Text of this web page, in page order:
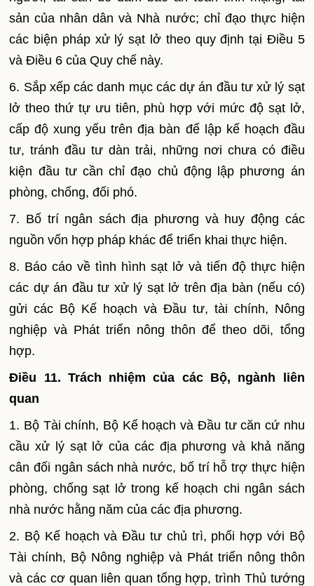
sản của nhân dân và Nhà nước; chỉ đạo thực hiện
các biện pháp xử lý sạt lở theo quy định tại Điều 5
và Điều 6 của Quy chế này.
6. Sắp xếp các danh mục các dự án đầu tư xử lý sạt
lở theo thứ tự ưu tiên, phù hợp với mức độ sạt lở,
cấp độ xung yếu trên địa bàn để lập kế hoạch đầu
tư, tránh đầu tư dàn trải, những nơi chưa có điều
kiện đầu tư cần chỉ đạo chủ động lập phương án
phòng, chống, đối phó.
7. Bố trí ngân sách địa phương và huy động các
nguồn vốn hợp pháp khác để triển khai thực hiện.
8. Báo cáo về tình hình sạt lở và tiến độ thực hiện
các dự án đầu tư xử lý sạt lở trên địa bàn (nếu có)
gửi các Bộ Kế hoạch và Đầu tư, tài chính, Nông
nghiệp và Phát triển nông thôn để theo dõi, tổng
hợp.
Điều 11. Trách nhiệm của các Bộ, ngành liên
quan
1. Bộ Tài chính, Bộ Kế hoạch và Đầu tư căn cứ nhu
cầu xử lý sạt lở của các địa phương và khả năng
cân đối ngân sách nhà nước, bố trí hỗ trợ thực hiện
phòng, chống sạt lở trong kế hoạch chi ngân sách
nhà nước hằng năm của các địa phương.
2. Bộ Kế hoạch và Đầu tư chủ trì, phối hợp với Bộ
Tài chính, Bộ Nông nghiệp và Phát triển nông thôn
và các cơ quan liên quan tổng hợp, trình Thủ tướng